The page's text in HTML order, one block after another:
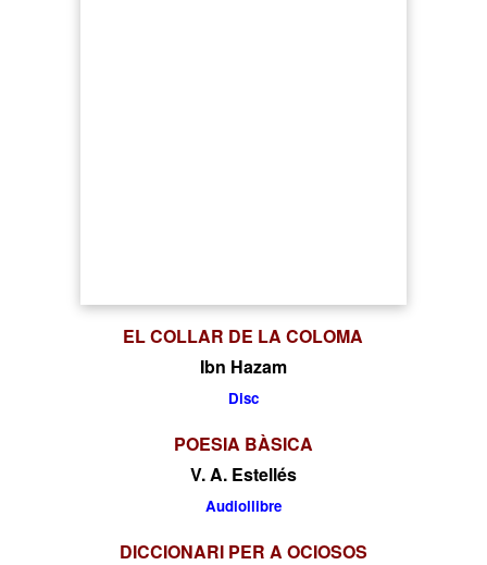
EL COLLAR DE LA COLOMA
Ibn Hazam
Disc
POESIA BÀSICA
V. A. Estellés
Audiollibre
DICCIONARI PER A OCIOSOS